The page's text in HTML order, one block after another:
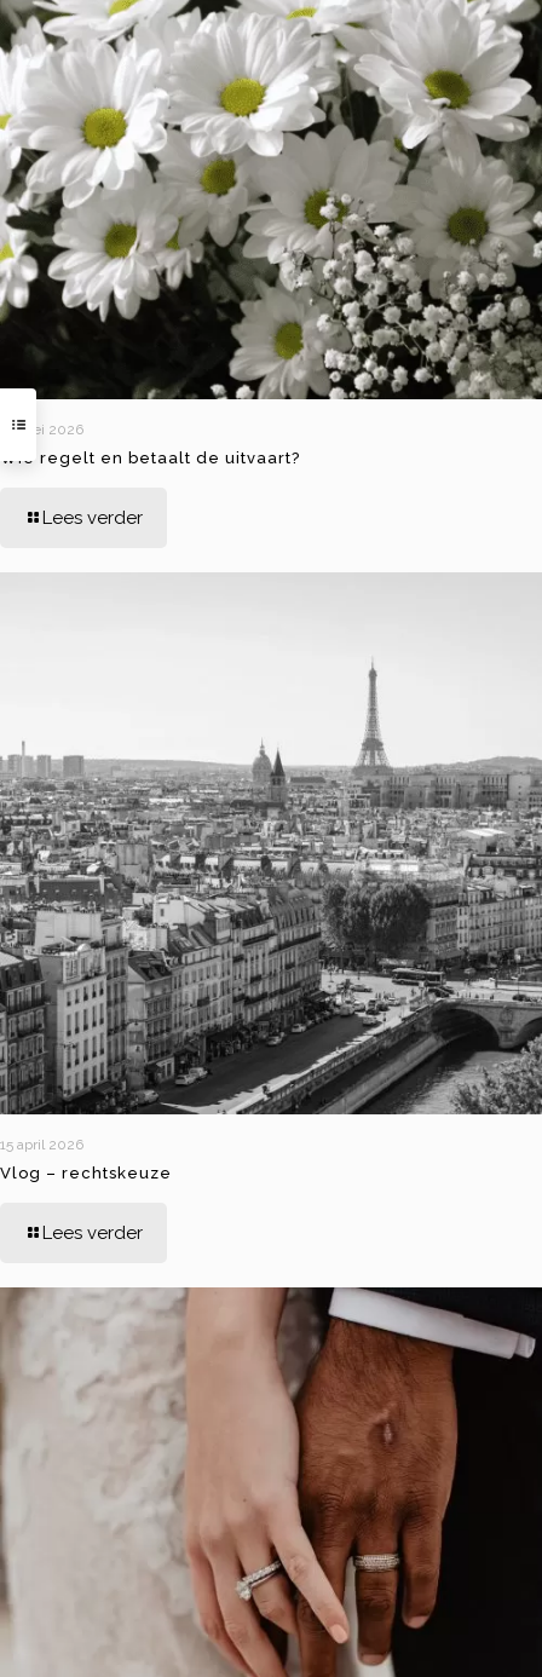
29 mei 2026
Wie regelt en betaalt de uitvaart?
Lees verder
15 april 2026
Vlog – rechtskeuze
Lees verder